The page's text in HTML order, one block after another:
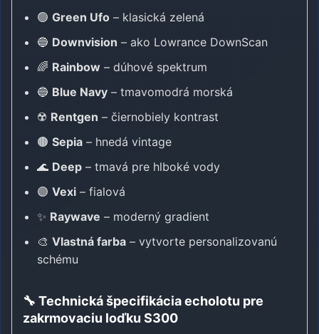
🟢 Green Ufo – klasická zelená
🔵 Downvision – ako Lowrance DownScan
🌈 Rainbow – dúhové spektrum
🔵 Blue Navy – tmavomodrá morská
☢️ Rentgen – čiernobiely kontrast
🟤 Sepia – hnedá vintage
🌊 Deep – tmavá pre hlboké vody
🟣 Vexi – fialová
✨ Raywave – moderný gradient
🎨 Vlastná farba – vytvorte personalizovanú
schému
🔧 Technická špecifikácia echolotu pre
zakrmovaciu loďku S300